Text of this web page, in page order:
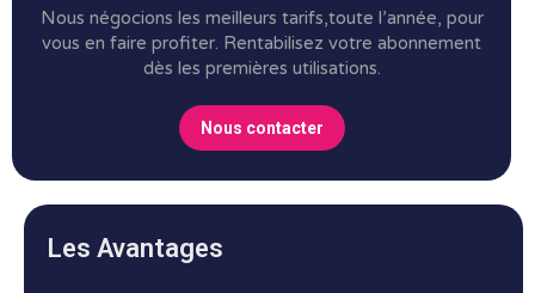
Nous négocions les meilleurs tarifs,toute l’année, pour
vous en faire profiter. Rentabilisez votre abonnement
dès les premières utilisations.
Nous contacter
Les Avantages